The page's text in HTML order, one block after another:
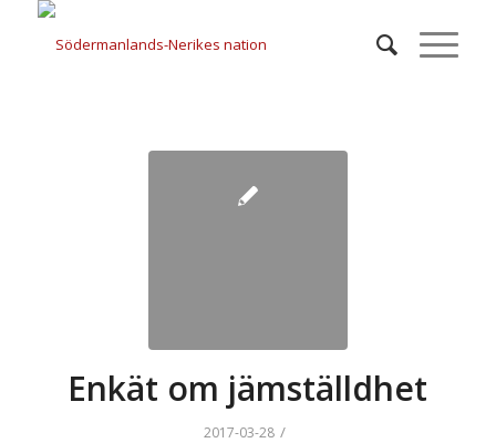
Enkät om jämställdhet
2017-03-28 /